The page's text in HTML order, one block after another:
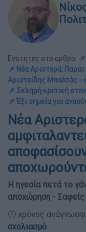
Ενότητες στο άρθρο:
📌 Νέα Αριστερά:
Αριστείδης Μπαλτάς -
📌 Σκληρή κριτική
📌 Έξι σημεία για
Νέα
Η ηγεσία πετά το
αποχώρηση -
🕛 χρόνος
σχολιασμό